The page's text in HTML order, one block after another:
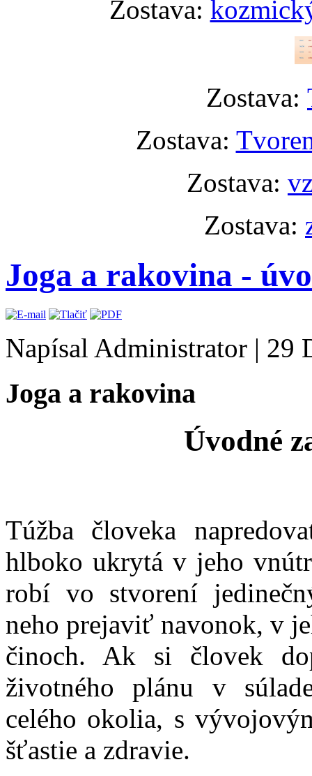
Zostava:
Zostava:
Zostava:
Zostava:
Zostava:
Joga a rakovina -
Napísal Administrator | 29
Joga a rakovina
Úvodné
Túžba človeka
hlboko ukrytá v jeho
robí vo stvorení
neho prejaviť navonok, v
činoch. Ak si človek
životného plánu v
celého okolia, s
šťastie a zdravie.